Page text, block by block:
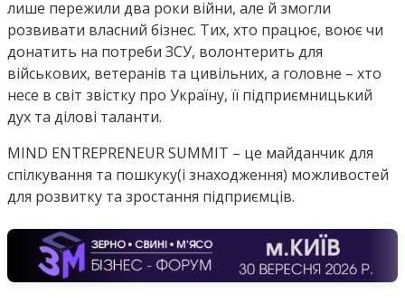
лише пережили два роки війни, але й змогли
розвивати власний бізнес. Тих, хто працює, воює чи
донатить на потреби ЗСУ, волонтерить для
військових, ветеранів та цивільних, а головне – хто
несе в світ звістку про Україну, її підприємницький
дух та ділові таланти.
MIND ENTREPRENEUR SUMMIT – це майданчик для
спілкування та пошкуку(і знаходження) можливостей
для розвитку та зростання підприємців.